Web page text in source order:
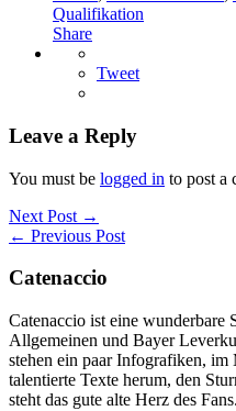
Qualifikation
Share
Tweet
Leave a Reply
You must be logged in to post a
Next Post →
← Previous Post
Catenaccio
Catenaccio ist eine wunderbare
Allgemeinen und Bayer
stehen ein paar Infografiken,
talentierte Texte herum, den
steht das gute alte Herz des Fans.